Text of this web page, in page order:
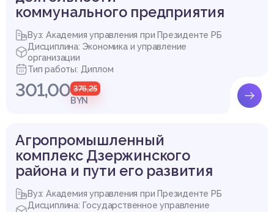
коммунального предприятия
Вуз: Академия управления при Президенте РБ
Дисциплина: Экономика и управление
организации
Тип работы: Диплом
301,00 376,25
BYN
Агропромышленный
комплекс Дзержинского
района и пути его развития
Вуз: Академия управления при Президенте РБ
Дисциплина: Государственное управление